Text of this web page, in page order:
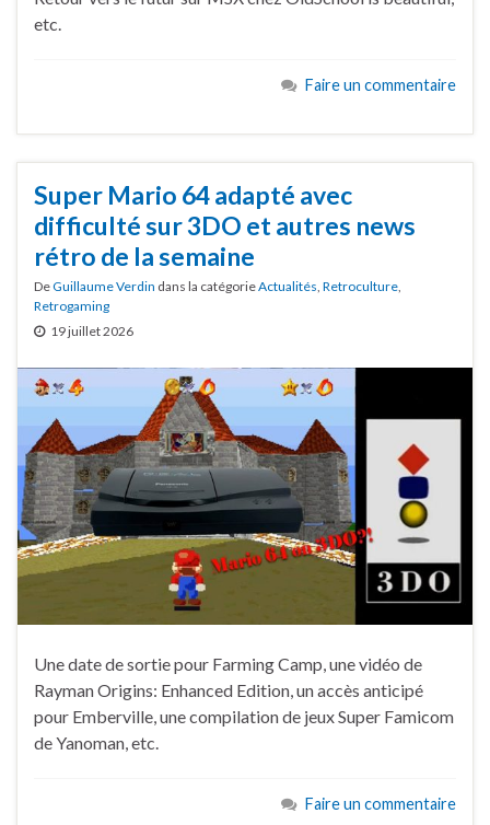
etc.
Faire un commentaire
Super Mario 64 adapté avec
difficulté sur 3DO et autres news
rétro de la semaine
DeGuillaume Verdin dans la catégorieActualités, Retroculture,
Retrogaming
19 juillet 2026
Une date de sortie pour Farming Camp, une vidéo de
Rayman Origins: Enhanced Edition, un accès anticipé
pour Emberville, une compilation de jeux Super Famicom
de Yanoman, etc.
Faire un commentaire